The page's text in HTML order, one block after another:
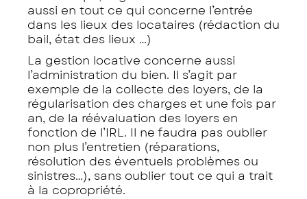
aussi en tout ce qui concerne l’entrée
dans les lieux des locataires (rédaction du
bail, état des lieux …)
La gestion locative concerne aussi
l’administration du bien. Il s’agit par
exemple de la collecte des loyers, de la
régularisation des charges et une fois par
an, de la réévaluation des loyers en
fonction de l’IRL. Il ne faudra pas oublier
non plus l’entretien (réparations,
résolution des éventuels problèmes ou
sinistres…), sans oublier tout ce qui a trait
à la copropriété.